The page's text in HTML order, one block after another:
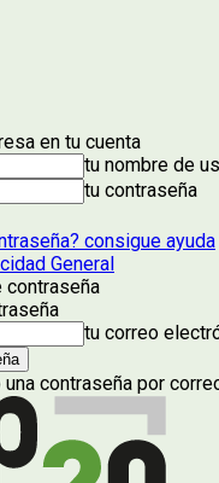
en tu cuenta
tu nombre de
tu contraseña
consigue ayuda
General
contraseña
tu correo
contraseña por